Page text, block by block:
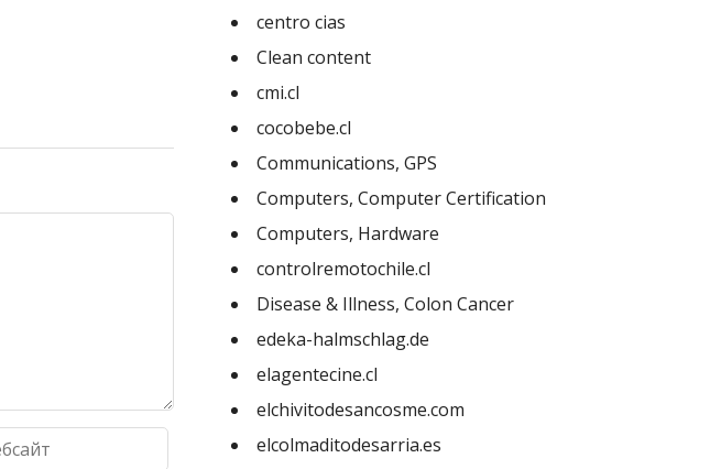
centro cias
Clean content
cmi.cl
cocobebe.cl
Communications, GPS
Computers, Computer Certification
Computers, Hardware
controlremotochile.cl
Disease & Illness, Colon Cancer
edeka-halmschlag.de
elagentecine.cl
elchivitodesancosme.com
elcolmaditodesarria.es